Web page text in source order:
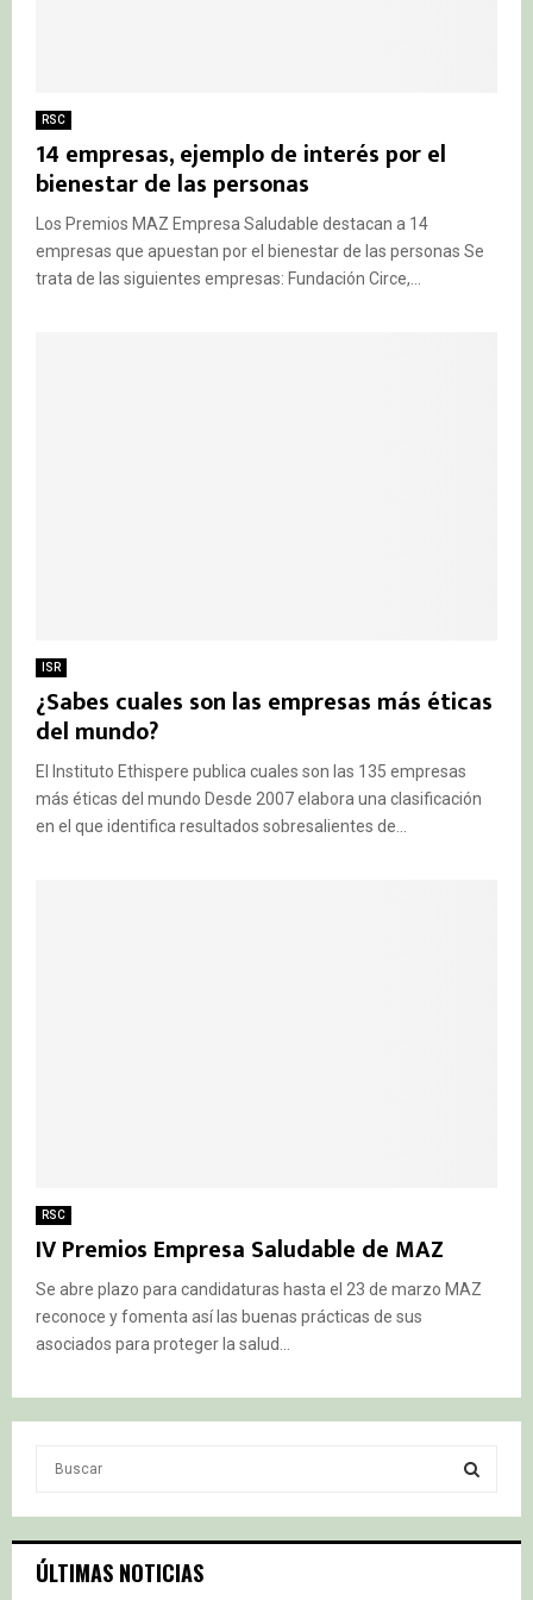
RSC
14 empresas, ejemplo de interés por el
bienestar de las personas
Los Premios MAZ Empresa Saludable destacan a 14
empresas que apuestan por el bienestar de las personas Se
trata de las siguientes empresas: Fundación Circe,...
ISR
¿Sabes cuales son las empresas más éticas
del mundo?
El Instituto Ethispere publica cuales son las 135 empresas
más éticas del mundo Desde 2007 elabora una clasificación
en el que identifica resultados sobresalientes de...
RSC
IV Premios Empresa Saludable de MAZ
Se abre plazo para candidaturas hasta el 23 de marzo MAZ
reconoce y fomenta así las buenas prácticas de sus
asociados para proteger la salud...
c
h
S
ÚLTIMAS NOTICIAS